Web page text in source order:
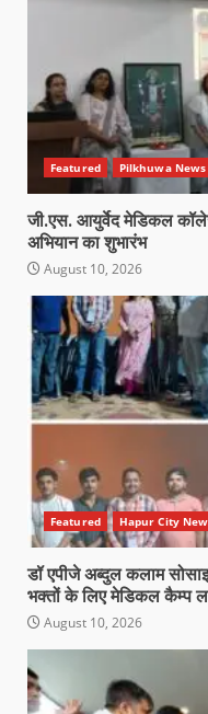
Featured Pilkhuwa News
जी.एस. आयुर्वेद मेडिकल
अभियान का शुभारंभ
August 10, 2026
Featured Hapur City
डॉ एपीजे अब्दुल कलाम
भक्तों के लिए मेडिकल कैम्प
August 10, 2026